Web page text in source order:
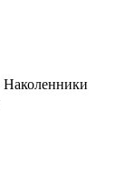
Наколенники